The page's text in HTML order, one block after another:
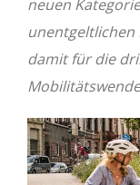
neuen
unentgeltlichen
damit für die